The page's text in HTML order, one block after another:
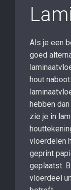
Als je een
goed
hout
hebben
zie je in
vloerdelen
geprint
geplaatst.
vloerdeel